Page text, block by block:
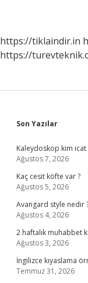
https://tiklaindir.in
https://
Sidebar
Son Yazılar
Kaleydoskop kim icat
Ağustos 7, 2026
Kaç cesit köfte var ?
Ağustos 5, 2026
Avangard style nedir
Ağustos 4, 2026
2 haftalık muhabbet
Ağustos 3, 2026
İngilizce kıyaslama
Temmuz 31, 2026